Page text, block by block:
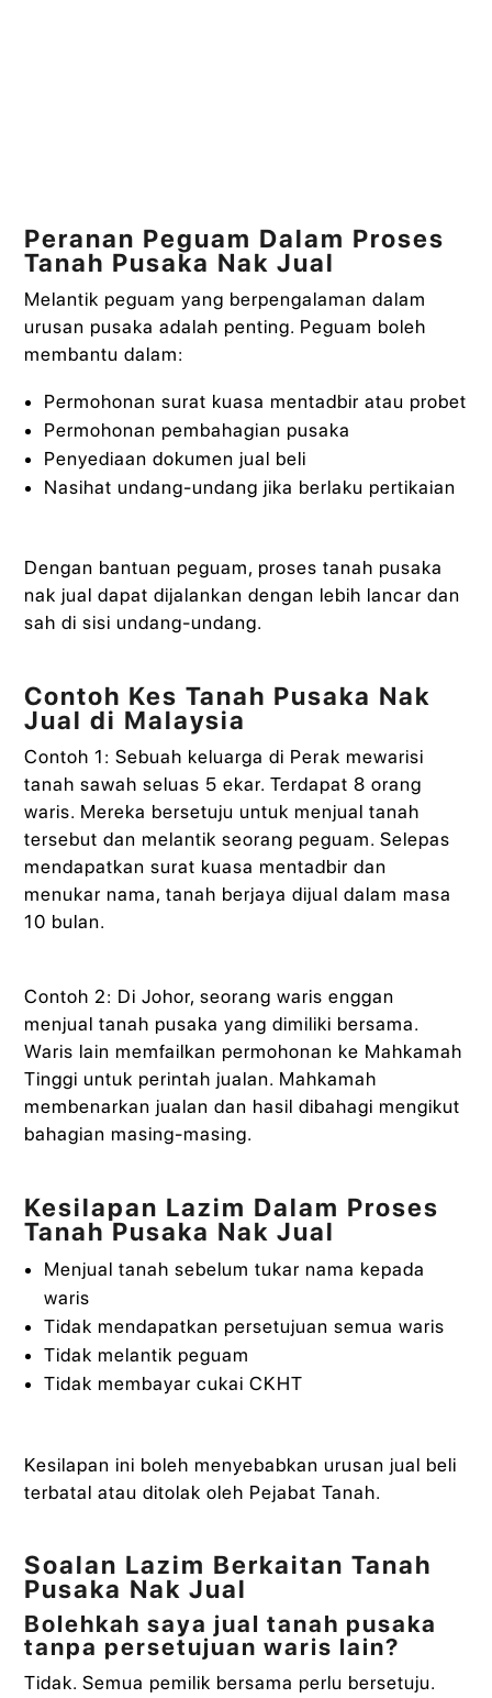
Peranan Peguam Dalam Proses
Tanah Pusaka Nak Jual
Melantik peguam yang berpengalaman dalam
urusan pusaka adalah penting. Peguam boleh
membantu dalam:
Permohonan surat kuasa mentadbir atau probet
Permohonan pembahagian pusaka
Penyediaan dokumen jual beli
Nasihat undang-undang jika berlaku pertikaian
Dengan bantuan peguam, proses tanah pusaka
nak jual dapat dijalankan dengan lebih lancar dan
sah di sisi undang-undang.
Contoh Kes Tanah Pusaka Nak
Jual di Malaysia
Contoh 1: Sebuah keluarga di Perak mewarisi
tanah sawah seluas 5 ekar. Terdapat 8 orang
waris. Mereka bersetuju untuk menjual tanah
tersebut dan melantik seorang peguam. Selepas
mendapatkan surat kuasa mentadbir dan
menukar nama, tanah berjaya dijual dalam masa
10 bulan.
Contoh 2: Di Johor, seorang waris enggan
menjual tanah pusaka yang dimiliki bersama.
Waris lain memfailkan permohonan ke Mahkamah
Tinggi untuk perintah jualan. Mahkamah
membenarkan jualan dan hasil dibahagi mengikut
bahagian masing-masing.
Kesilapan Lazim Dalam Proses
Tanah Pusaka Nak Jual
Menjual tanah sebelum tukar nama kepada
waris
Tidak mendapatkan persetujuan semua waris
Tidak melantik peguam
Tidak membayar cukai CKHT
Kesilapan ini boleh menyebabkan urusan jual beli
terbatal atau ditolak oleh Pejabat Tanah.
Soalan Lazim Berkaitan Tanah
Pusaka Nak Jual
Bolehkah saya jual tanah pusaka
tanpa persetujuan waris lain?
Tidak. Semua pemilik bersama perlu bersetuju.